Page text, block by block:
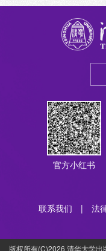
官方小红书
联系我们 | 法
版权所有(C)2026 清华大学